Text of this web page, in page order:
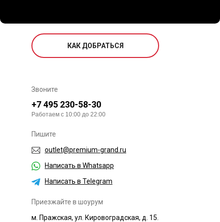
КАК ДОБРАТЬСЯ
outlet@premium-grand.ru
Написать в Whatsapp
Написать в Telegram
+7 495 230-58-30
Работаем с 10:00 до 22:00
м. Пражская, ул. Кировоградская, д. 15.
Звоните
Приезжайте в шоурум
Пишите